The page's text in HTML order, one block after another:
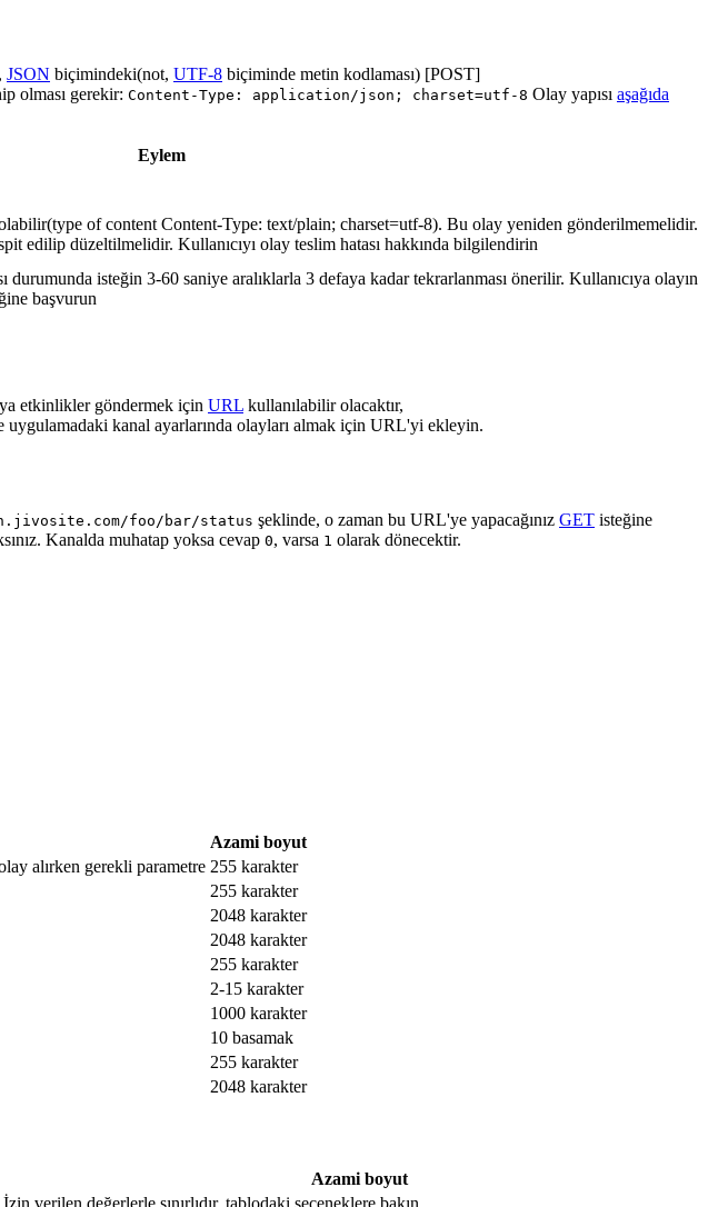
JSON biçimindeki(not, UTF-8 biçiminde metin kodlaması) [POST]
olması gerekir: Content-Type: application/json; charset=utf-8 Olay yapısı aşağıda
Eylem
of content Content-Type: text/plain; charset=utf-8). Bu olay yeniden gönderilmemelidir.
edilip düzeltilmelidir. Kullanıcıyı olay teslim hatası hakkında bilgilendirin
durumunda isteğin 3-60 saniye aralıklarla 3 defaya kadar tekrarlanması önerilir. Kullanıcıya olayın
başvurun
etkinlikler göndermek için URL kullanılabilir olacaktır,
kanal ayarlarında olayları almak için URL'yi ekleyin.
foo/bar/status şeklinde, o zaman bu URL'ye yapacağınız GET isteğine
Kanalda muhatap yoksa cevap 0, varsa 1 olarak dönecektir.
Azami boyut
alırken gerekli parametre 255 karakter
255 karakter
2048 karakter
2048 karakter
255 karakter
2-15 karakter
1000 karakter
10 basamak
255 karakter
2048 karakter
Azami boyut
İzin verilen değerlerle sınırlıdır, tablodaki seçeneklere bakın